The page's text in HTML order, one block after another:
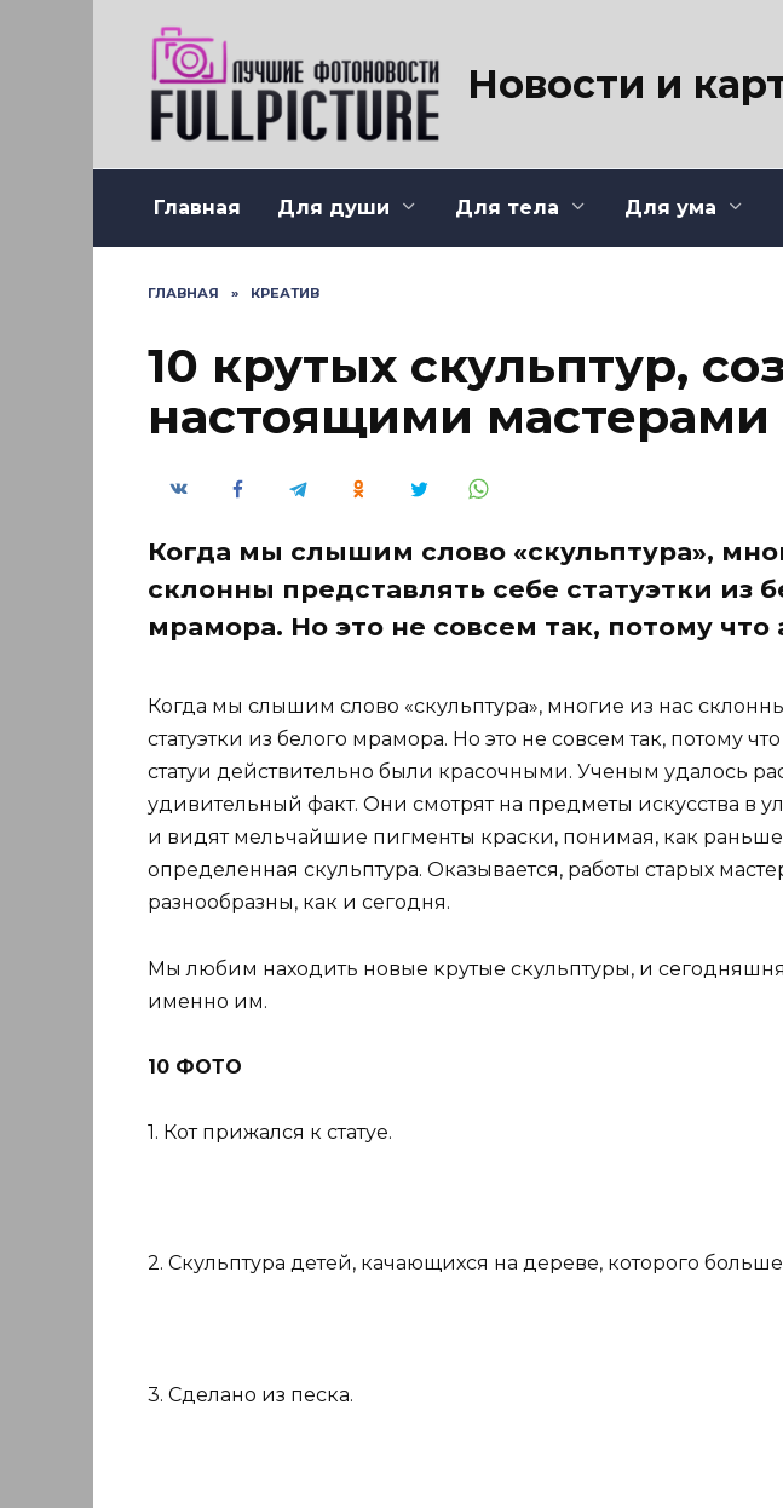
Новости и
Главная Для души Для тела Для ума
ГЛАВНАЯ » КРЕАТИВ
10 крутых скульптур,
настоящими мастерами
Когда мы слышим слово «скульптура»,
склонны представлять себе статуэтки из
мрамора. Но это не совсем так, потому что
Когда мы слышим слово «скульптура», многие из нас
статуэтки из белого мрамора. Но это не совсем так, потому
статуи действительно были красочными. Ученым удалось
удивительный факт. Они смотрят на предметы искусства в
и видят мельчайшие пигменты краски, понимая, как
определенная скульптура. Оказывается, работы старых
разнообразны, как и сегодня.
Мы любим находить новые крутые скульптуры, и
именно им.
10 ФОТО
1. Кот прижался к статуе.
2. Скульптура детей, качающихся на дереве, которого больше
3. Сделано из песка.